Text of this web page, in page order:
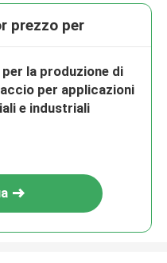
prezzo per
la produzione di
per applicazioni
e industriali